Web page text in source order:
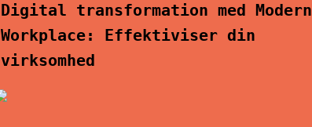
Digital transformation med Modern
Workplace: Effektiviser din
virksomhed